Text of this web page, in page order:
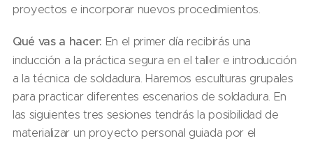
proyectos e incorporar nuevos procedimientos.
Qué vas a hacer: En el primer día recibirás una
inducción a la práctica segura en el taller e introducción
a la técnica de soldadura. Haremos esculturas grupales
para practicar diferentes escenarios de soldadura. En
las siguientes tres sesiones tendrás la posibilidad de
materializar un proyecto personal guiada por el